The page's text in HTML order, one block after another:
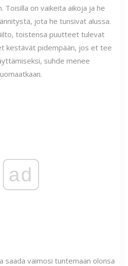
Toisilla on vaikeita aikoja ja he
jota he tunsivat alussa.
toistensa puutteet tulevat
kestävät pidempään, jos et tee
suhde menee
ad
saada vaimosi tuntemaan olonsa